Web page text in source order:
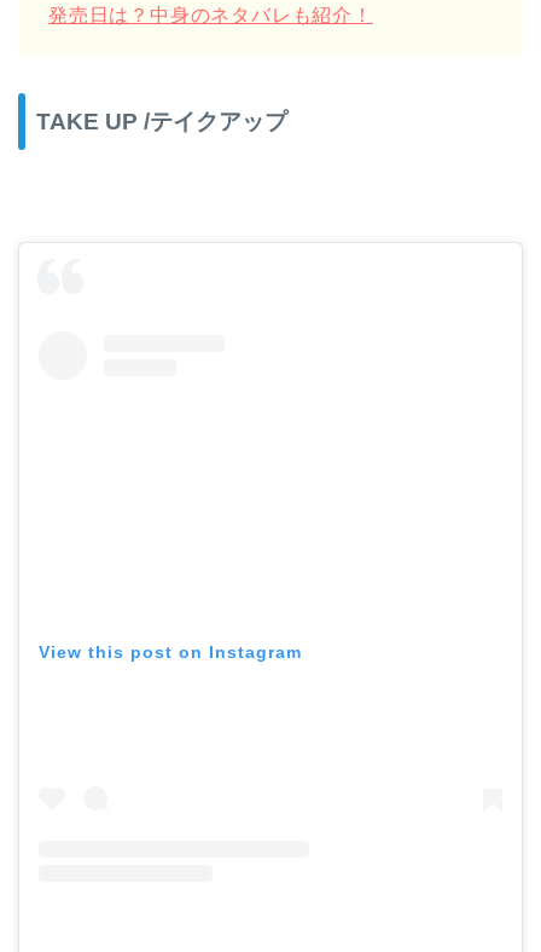
発売日は？中身のネタバレも紹介！
TAKE UP /テイクアップ
View this post on Instagram